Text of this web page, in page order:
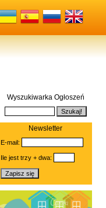
Wyszukiwarka Ogłoszeń
Newsletter
E-mail:
Ile jest trzy + dwa: